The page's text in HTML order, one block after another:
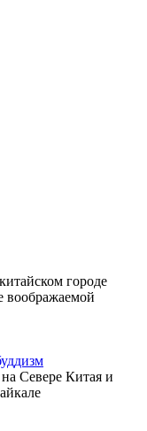
городе
воображаемой
Севере Китая и